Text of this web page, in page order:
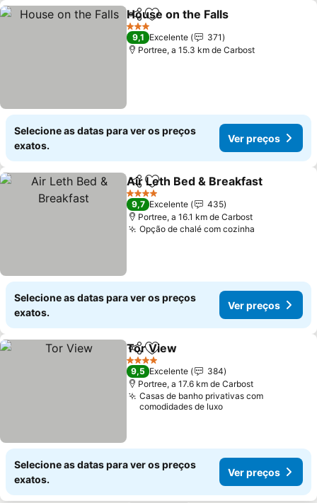
PartilharAdicionar aos favoritos
House on the Falls
3 Estrelas
9,1 Excelente
371
Portree, a 15.3 km de Carbost
Selecione as datas para ver os preços
exatos.
Ver preços
PartilharAdicionar aos favoritos
Air Leth Bed & Breakfast
4 Estrelas
9,7 Excelente
435
Portree, a 16.1 km de Carbost
Opção de chalé com cozinha
Selecione as datas para ver os preços
exatos.
Ver preços
PartilharAdicionar aos favoritos
Tor View
4 Estrelas
9,5 Excelente
384
Portree, a 17.6 km de Carbost
Casas de banho privativas com
comodidades de luxo
Selecione as datas para ver os preços
exatos.
Ver preços